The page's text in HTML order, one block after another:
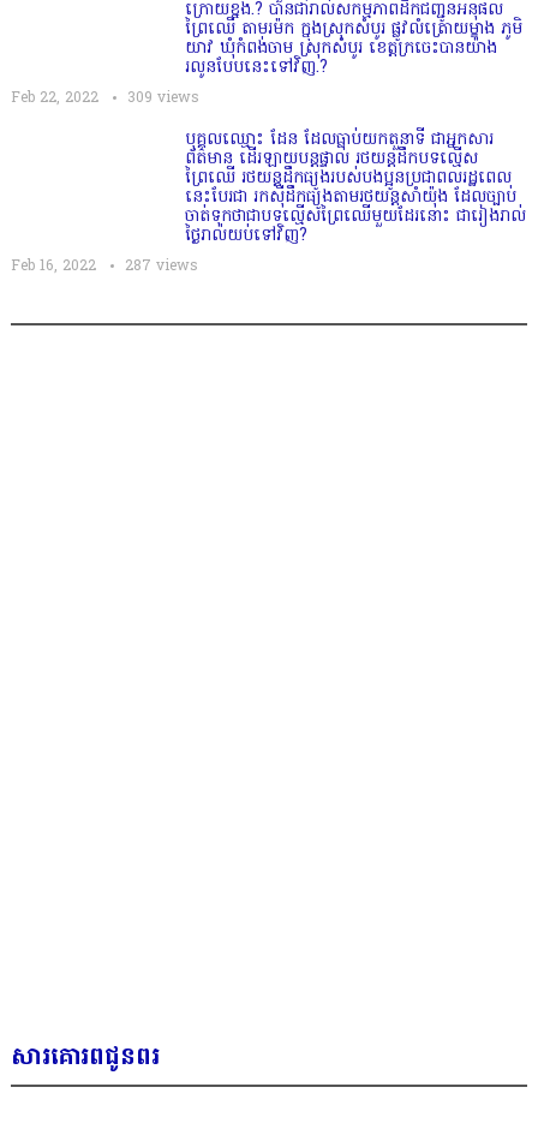
ក្រោយខ្នង.? បានជារាល់សកម្មភាពដឹកជញ្ជូនអនុផល
ព្រៃឈើ តាមរម៉ក ក្នុងស្រុកសំបូរ ផ្លូវលំត្រោយម្ខាង ភូមិ
យាវ ឃុំកំពង់ចាម ស្រុកសំបូរ ខេត្តក្រចេះបានយ៉ាង
រលូនបែបនេះទៅវិញ.?
Feb 22, 2022 309 views
បុគ្គលឈ្មោះ ដែន ដែលធ្លាប់យកតួនាទី ជាអ្នកសារ
ព័ត៌មាន ដើរឡាយបន្តផ្ទាល់ រថយន្តដឹកបទល្មើស
ព្រៃឈើ រថយន្តដឹកធ្យូងរបស់បងប្អូនប្រជាពលរដ្ឋពេល
នេះបែរជា រកស៊ីដឹកធ្យូងតាមរថយន្តសាំយ៉ុង ដែលច្បាប់
ចាត់ទុកថាជាបទល្មើសព្រៃឈើមួយដែរនោះ ជារៀងរាល់
ថ្ងៃរាល់យប់ទៅវិញ?
Feb 16, 2022 287 views
សារគោរពជូនពរ